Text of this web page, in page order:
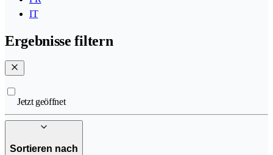
IT
Ergebnisse filtern
Jetzt geöffnet
Sortieren nach